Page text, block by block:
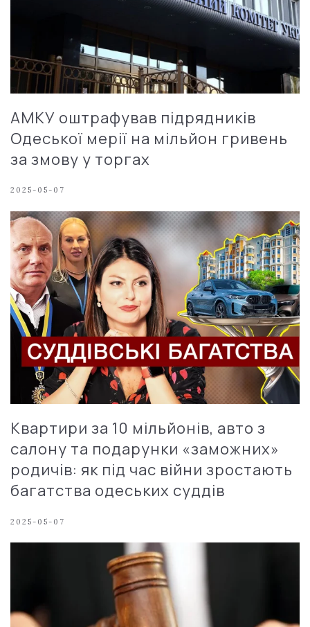
АМКУ оштрафував підрядників
Одеської мерії на мільйон гривень
за змову у торгах
2025-05-07
Квартири за 10 мільйонів, авто з
салону та подарунки «заможних»
родичів: як під час війни зростають
багатства одеських суддів
2025-05-07